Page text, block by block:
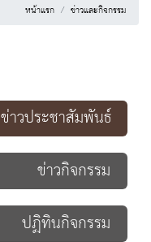
หน้าแรก ข่าวและกิจกรรม
ข่าวประชาสัมพันธ์
ข่าวกิจกรรม
ปฏิทินกิจกรรม